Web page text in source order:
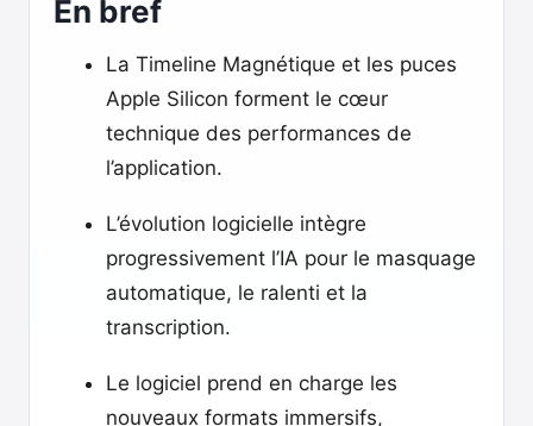
En bref
La Timeline Magnétique et les puces
Apple Silicon forment le cœur
technique des performances de
l’application.
L’évolution logicielle intègre
progressivement l’IA pour le masquage
automatique, le ralenti et la
transcription.
Le logiciel prend en charge les
nouveaux formats immersifs,